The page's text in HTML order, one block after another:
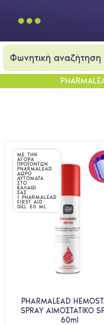
ΜΕ ΤΗΝ
ΑΓΟΡΑ
ΠΡΟΪΟΝΤΩΝ
PHARMALEAD
ΔΩΡΟ
ΑΥΤΟΜΑΤΑ
ΣΤΟ
ΚΑΛΑΘΙ
ΣΑΣ
1 PHARMALEAD
FIRST AID
GEL 50 ML
PHARMALEAD
SPRAY ΑΙΜΟΣΤΑΤΙΚΟ
60ml